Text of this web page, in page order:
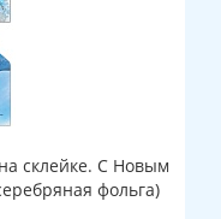
склейке. С Новым
фольга)